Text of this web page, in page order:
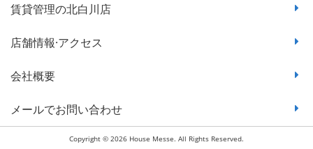
賃貸管理の北白川店
店舗情報·アクセス
会社概要
メールでお問い合わせ
Copyright © 2026 House Messe. All Rights Reserved.